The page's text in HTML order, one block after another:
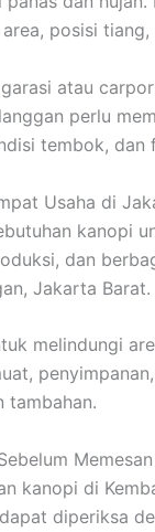
posisi
atau
perlu
tembok, dan
Usaha di
kanopi
dan
Jakarta Barat.
melindungi
tambahan.
kanopi di
diperiksa